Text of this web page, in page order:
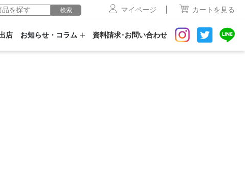
検索 マイページ カートを見る
店 お知らせ・コラム 資料請求･お問い合わせ